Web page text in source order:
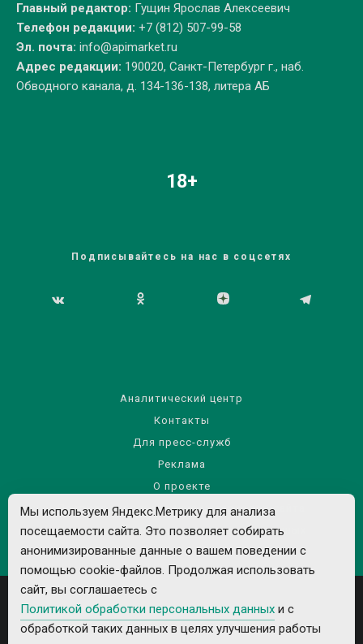
Главный редактор: Гущин Ярослав Алексеевич
Телефон редакции: +7 (812) 507-99-58
Эл. почта: info@apimarket.ru
Адрес редакции: 190020, Санкт-Петербург г., наб.
Обводного канала, д. 134-136-138, литера АБ
18+
Подписывайтесь на нас в соцсетях
Аналитический центр
Контакты
Для пресс-служб
Реклама
О проекте
Правила использования материалов сайта
Политика обработки персональных данных
Мы используем Яндекс.Метрику для анализа
посещаемости сайта. Это позволяет собирать
анонимизированные данные о вашем поведении с
помощью cookie-файлов. Продолжая использовать
сайт, вы соглашаетесь с
Политикой обработки персональных данных и с
обработкой таких данных в целях улучшения работы